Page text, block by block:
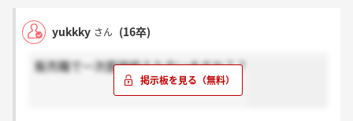
yukkky さん (16卒)
販売職で一次面接終えた方いますか？？